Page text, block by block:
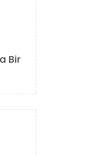
Bir